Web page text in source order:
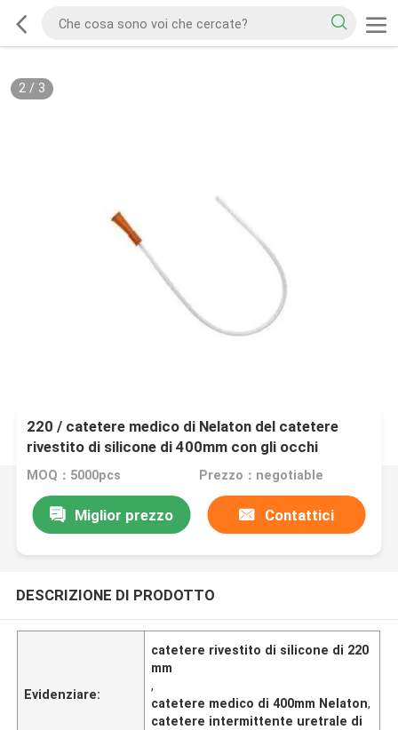
2/ 3
220 / catetere medico di Nelaton del catetere
rivestito di silicone di 400mm con gli occhi
normali
MOQ：5000pcs Prezzo：negotiable
Miglior prezzo Contattici
DESCRIZIONE DI PRODOTTO
Evidenziare:
catetere rivestito di silicone di 220
mm
,
catetere medico di 400mm Nelaton,
catetere intermittente uretrale di